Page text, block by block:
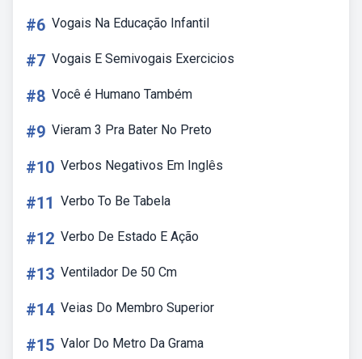
#6 Vogais Na Educação Infantil
#7 Vogais E Semivogais Exercicios
#8 Você é Humano Também
#9 Vieram 3 Pra Bater No Preto
#10 Verbos Negativos Em Inglês
#11 Verbo To Be Tabela
#12 Verbo De Estado E Ação
#13 Ventilador De 50 Cm
#14 Veias Do Membro Superior
#15 Valor Do Metro Da Grama